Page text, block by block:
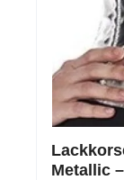
Metallic